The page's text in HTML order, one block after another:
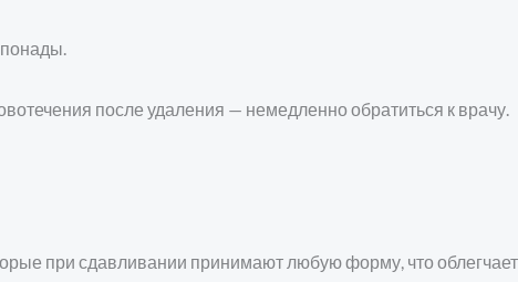
после удаления — немедленно обратиться к врачу.
при сдавливании принимают любую форму, что